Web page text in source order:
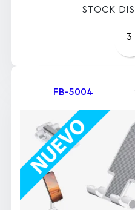
STOCK
3
FB-5004